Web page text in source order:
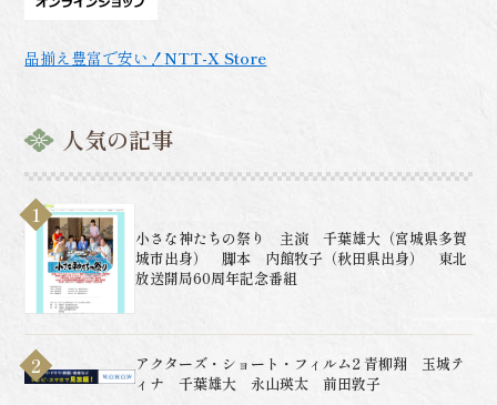
品揃え豊富で安い！NTT-X Store
人気の記事
小さな神たちの祭り 主演 千葉雄大（宮城県多賀
城市出身） 脚本 内館牧子（秋田県出身） 東北
放送開局60周年記念番組
アクターズ・ショート・フィルム2 青柳翔 玉城テ
ィナ 千葉雄大 永山瑛太 前田敦子